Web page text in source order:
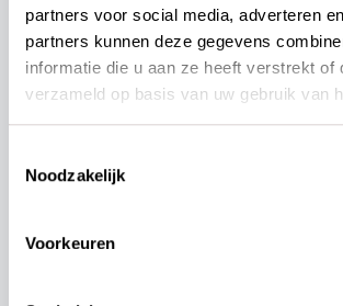
partners voor social media, adverteren
partners kunnen deze gegevens
informatie die u aan ze heeft verstrekt of
verzameld op basis van uw gebruik van
Noodzakelijk
Voorkeuren
Waarom worden de examenprogramma’s
geactualiseerd?
In welk tijdspad ontwikkelt SLO de
conceptexamenprogramma’s voor de